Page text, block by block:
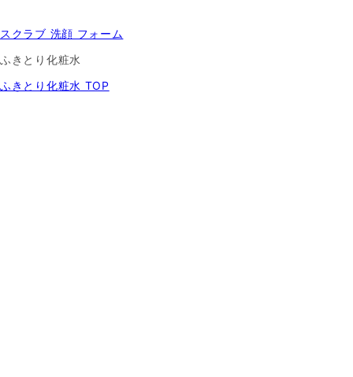
スクラブ 洗顔 フォーム
ふきとり化粧水
ふきとり化粧水 TOP